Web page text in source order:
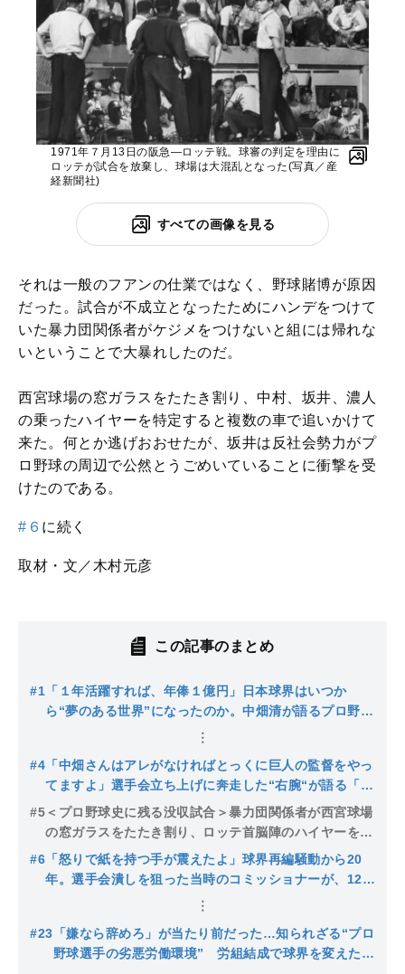
1971年７月13日の阪急―ロッテ戦。球審の判定を理由に
ロッテが試合を放棄し、球場は大混乱となった(写真／産
経新聞社)
すべての画像を見る
それは一般のフアンの仕業ではなく、野球賭博が原因
だった。試合が不成立となったためにハンデをつけて
いた暴力団関係者がケジメをつけないと組には帰れな
いということで大暴れしたのだ。
西宮球場の窓ガラスをたたき割り、中村、坂井、濃人
の乗ったハイヤーを特定すると複数の車で追いかけて
来た。何とか逃げおおせたが、坂井は反社会勢力がプ
ロ野球の周辺で公然とうごめいていることに衝撃を受
けたのである。
#６ に続く
取材・文／木村元彦
この記事のまとめ
#1 「１年活躍すれば、年俸１億円」日本球界はいつか
ら“夢のある世界”になったのか。中畑清が語るプロ野球
#4 「中畑さんはアレがなければとっくに巨人の監督をやっ
てますよ」選手会立ち上げに奔走した“右腕“が語る「中
畑流」と「落合オレ流」それぞれの志
#5＜プロ野球史に残る没収試合＞暴力団関係者が西宮球場
の窓ガラスをたたき割り、ロッテ首脳陣のハイヤーを追
いかけ回し…球界の表とウラを知り尽くした男が振り返
る「1971年 阪急―ロッテ戦」
#6 「怒りで紙を持つ手が震えたよ」球界再編騒動から20
年。選手会潰しを狙った当時のコミッショナーが、12球
団のオーナーたちに送っていた驚愕のマル秘文書【坂井
#23 「嫌なら辞めろ」が当たり前だった…知られざる“プロ
野球選手の劣悪労働環境” 労組結成で球界を変えた舞